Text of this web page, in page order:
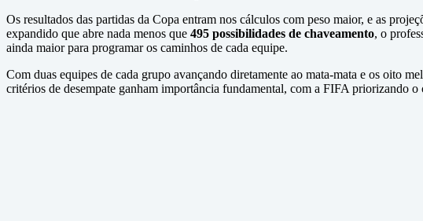
Os resultados das partidas da Copa entram nos cálculos com peso maior, e as
expandido que abre nada menos que 495 possibilidades de chaveamento, o
ainda maior para programar os caminhos de cada equipe.
Com duas equipes de cada grupo avançando diretamente ao mata-mata e os oito
critérios de desempate ganham importância fundamental, com a FIFA priorizando